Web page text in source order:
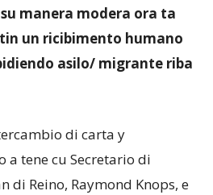
manera modera ora ta
un ricibimento humano
asilo/ migrante riba
di carta y
a tene cu Secretario di
di Reino, Raymond Knops, e